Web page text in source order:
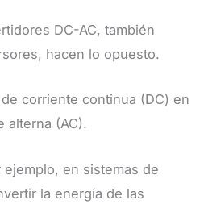
DC-AC, también
hacen lo opuesto.
corriente continua (DC) en
alterna (AC).
en sistemas de
la energía de las